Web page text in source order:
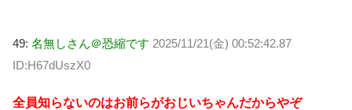
49: 名無しさん＠恐縮です 2025/11/21(金) 00:52:42.87
ID:H67dUszX0
全員知らないのはお前らがおじいちゃんだからやぞ